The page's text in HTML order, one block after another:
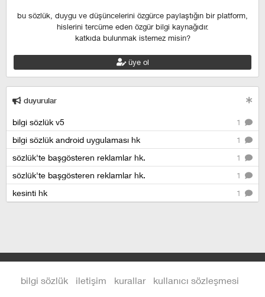
bu sözlük, duygu ve düşüncelerini özgürce paylaştığın bir platform,
hislerini tercüme eden özgür bilgi kaynağıdır.
katkıda bulunmak istemez misin?
üye ol
duyurular
1
bilgi sözlük v5
1
bilgi sözlük android uygulaması hk
1
sözlük'te başgösteren reklamlar hk.
1
sözlük'te başgösteren reklamlar hk.
1
kesinti hk
bilgi sözlük iletişim kurallar kullanıcı sözleşmesi